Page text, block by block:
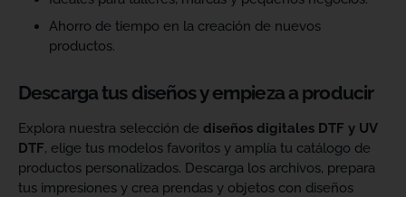
Ahorro de tiempo en la creación de nuevos
productos.
Descarga tus diseños y empieza a producir
Explora nuestra selección de diseños digitales DTF y UV
DTF, elige tus modelos favoritos y amplía tu catálogo de
productos personalizados. Descarga los archivos, prepara
tus impresiones y crea prendas y objetos con diseños